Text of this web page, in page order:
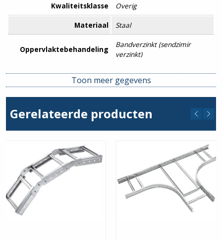
Kwaliteitsklasse Overig
Materiaal Staal
Oppervlaktebehandeling
Bandverzinkt (sendzimir
verzinkt)
Uitvoering U-profiel
REACH Nee
Toon meer gegevens
Gerelateerde producten